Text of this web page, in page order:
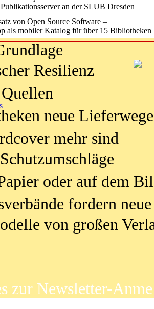
an der SLUB Dresden
von Open Source Software –
als mobiler Katalog für über 15 Bibliotheken
über KI-Texte
Resilienz
neue Lieferwege
mehr sind
oder auf dem
fordern neue
von großen
zur Newsletter-